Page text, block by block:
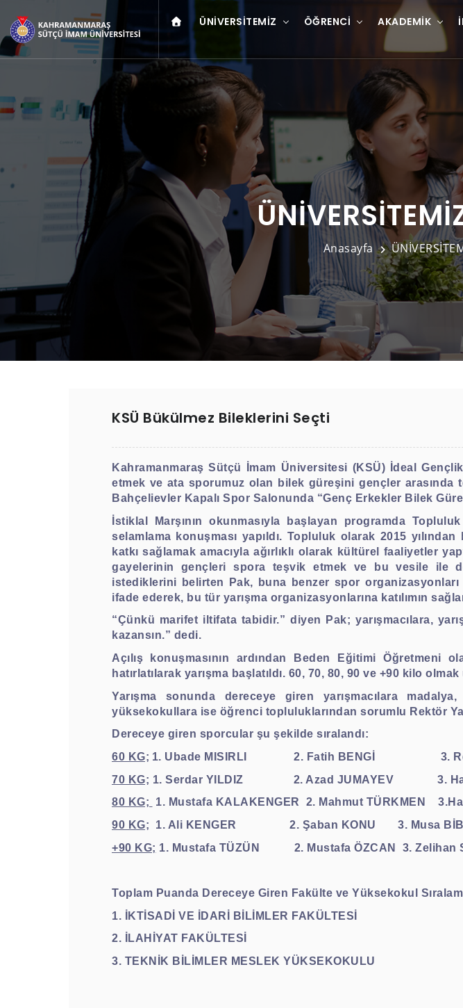
ÜNIVERSITEMIZ ÖĞRENCI AKADEMIK
Anasayfa
KSÜ Bükülmez Bileklerini Seçti
Kahramanmaraş Sütçü İmam Üniversitesi (KSÜ) İdeal
etmek ve ata sporumuz olan bilek güreşini gençler arasında
Bahçelievler Kapalı Spor Salonunda “Genç Erkekler Bilek
İstiklal Marşının okunmasıyla başlayan programda
selamlama konuşması yapıldı. Topluluk olarak 2015
katkı sağlamak amacıyla ağırlıklı olarak kültürel faaliyetler
gayelerinin gençleri spora teşvik etmek ve bu vesile ile
istediklerini belirten Pak, buna benzer spor
ifade ederek, bu tür yarışma organizasyonlarına katılımın
“Çünkü marifet iltifata tabidir.” diyen Pak; yarışmacılara,
kazansın.” dedi.
Açılış konuşmasının ardından Beden Eğitimi Öğretmeni
hatırlatılarak yarışma başlatıldı. 60, 70, 80, 90 ve +90 kilo
Yarışma sonunda dereceye giren yarışmacılara
yüksekokullara ise öğrenci topluluklarından sorumlu Rektör
Dereceye giren sporcular şu şekilde sıralandı:
60 KG; 1. Ubade MISIRLI 2. Fatih BENGİ
3.
70 KG; 1. Serdar YILDIZ 2. Azad JUMAYEV
3.
80 KG;
1. Mustafa KALAKENGER 2. Mahmut TÜRKMEN
90 KG;
1. Ali KENGER 2. Şaban KONU
3. Musa
+90 KG; 1. Mustafa TÜZÜN 2. Mustafa ÖZCAN 3. Zelihan
Toplam Puanda Dereceye Giren Fakülte ve Yüksekokul
1. İKTİSADİ VE İDARİ BİLİMLER FAKÜLTESİ
2. İLAHİYAT FAKÜLTESİ
3. TEKNİK BİLİMLER MESLEK YÜKSEKOKULU